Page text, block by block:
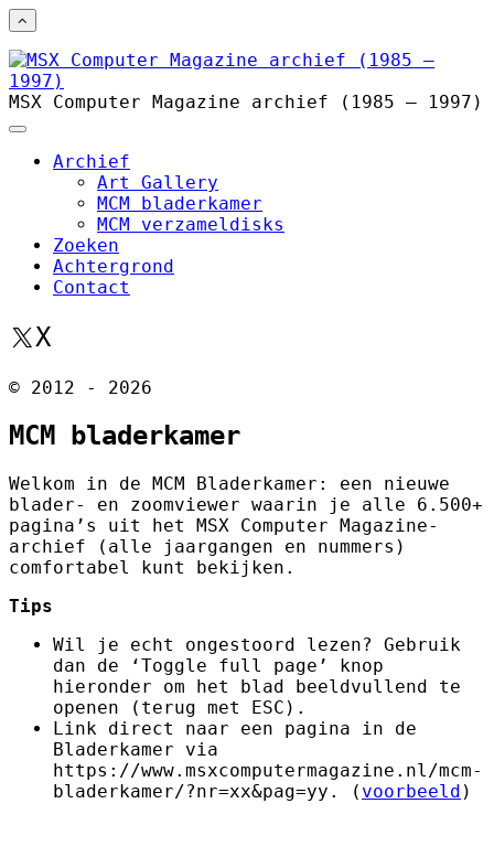
MSX Computer Magazine archief (1985 – 1997)
Archief
Art Gallery
MCM bladerkamer
MCM verzameldisks
Zoeken
Achtergrond
Contact
X
© 2012 - 2026
MCM bladerkamer
Welkom in de MCM Bladerkamer: een nieuwe
blader- en zoomviewer waarin je alle 6.500+
pagina’s uit het MSX Computer Magazine-
archief (alle jaargangen en nummers)
comfortabel kunt bekijken.
Tips
Wil je echt ongestoord lezen? Gebruik
dan de ‘Toggle full page’ knop
hieronder om het blad beeldvullend te
openen (terug met ESC).
Link direct naar een pagina in de
Bladerkamer via
https://www.msxcomputermagazine.nl/mcm-
bladerkamer/?nr=xx&pag=yy. ( voorbeeld )